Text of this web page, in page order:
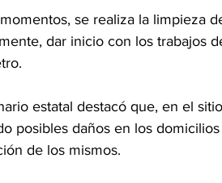
se realiza la limpieza
dar inicio con los trabajos
estatal destacó que, en el
posibles daños en los
de los mismos.